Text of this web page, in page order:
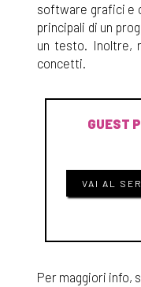
software grafici e
principali di un
un testo. Inoltre,
concetti.
GUEST
VAI AL
Per maggiori info,